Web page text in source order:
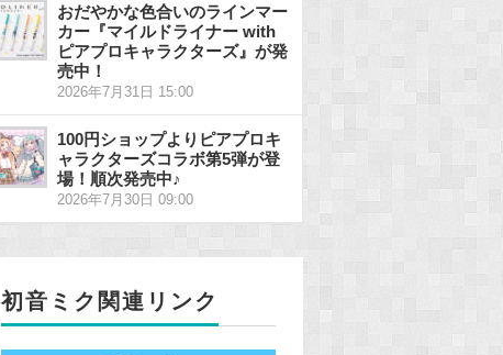
おだやかな色合いのラインマー
カー『マイルドライナー with
ピアプロキャラクターズ』が発
売中！
2026年7月31日 15:00
100円ショップよりピアプロキ
ャラクターズコラボ第5弾が登
場！順次発売中♪
2026年7月30日 09:00
初音ミク関連リンク